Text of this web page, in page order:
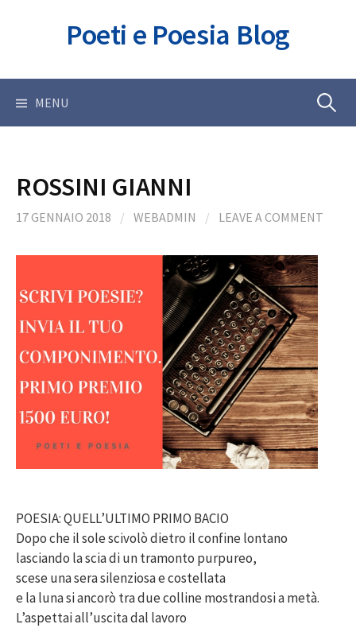
Poeti e Poesia Blog
MENU Ricerca
ROSSINI GIANNI
17 GENNAIO 2018 / WEBADMIN / LEAVE A COMMENT
POESIA: QUELL’ULTIMO PRIMO BACIO
Dopo che il sole scivolò dietro il confine lontano
lasciando la scia di un tramonto purpureo,
scese una sera silenziosa e costellata
e la luna si ancorò tra due colline mostrandosi a metà.
L’aspettai all’uscita dal lavoro